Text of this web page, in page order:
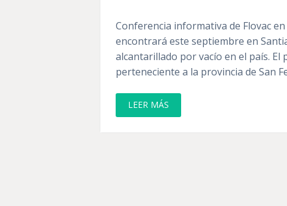
Conferencia informativa de Flovac
encontrará este septiembre en
alcantarillado por vacío en el país. El
perteneciente a la provincia de San
LEER MÁS